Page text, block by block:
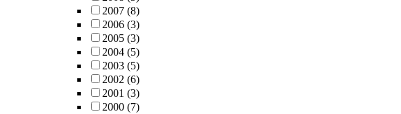
2007 (8)
2006 (3)
2005 (3)
2004 (5)
2003 (5)
2002 (6)
2001 (3)
2000 (7)